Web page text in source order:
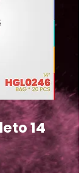
14